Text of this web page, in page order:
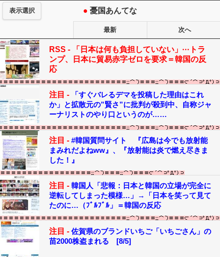
表示選択 ● 憂国あんてな
最新 次へ
RSS -
「日本は何も負担していない」···トラ
ンプ、日本に貿易赤字ゼロを要求＝韓国の反
応
注目 -
「すぐバレるデマを投稿した理由はこれ
か」と拡散元の”賢さ”に批判が殺到中、自称ジャ
ーナリストのやり口というのが……
注目 - #韓国質問サイト 『広島は今でも放射能
まみれだよねww』、『放射能は炎で燃え尽きま
した！』
注目 - 韓国人「悲報：日本と韓国の立場が完全に
逆転してしまった模様…」→「日本を笑って見て
たのに…（ﾌﾞﾙﾌﾞﾙ」＝韓国の反応
注目 - 佐賀県のブランドいちご「いちごさん」の
苗2000株盗まれる [8/5]